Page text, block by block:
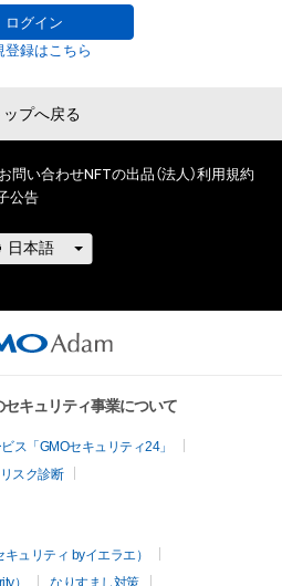
のある利用など、本アイテムの作
ス保有者が不適切であると判断し
被った場合、その損害がいかなる原
らの法的責任も負わないものとし
ログイン
登録はこちら
ップへ戻る
問い合わせNFTの出品（法人）利用規約
公告
キュリティ事業について
ス「GMOセキュリティ24」
スク診断
ュリティ byイエラエ）